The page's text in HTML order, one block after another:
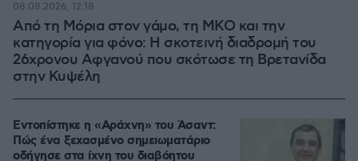
Από τη Μόρια στον γάμο, τη ΜΚΟ και την
κατηγορία για φόνο: Η σκοτεινή διαδρομή του
26χρονου Αφγανού που σκότωσε τη Βρετανίδα
στην Κυψέλη
08.08.2026, 12:18
Εντοπίστηκε η «Αράχνη» του Άσαντ:
Πώς ένα ξεχασμένο σημειωματάριο
οδήγησε στα ίχνη του διαβόητου